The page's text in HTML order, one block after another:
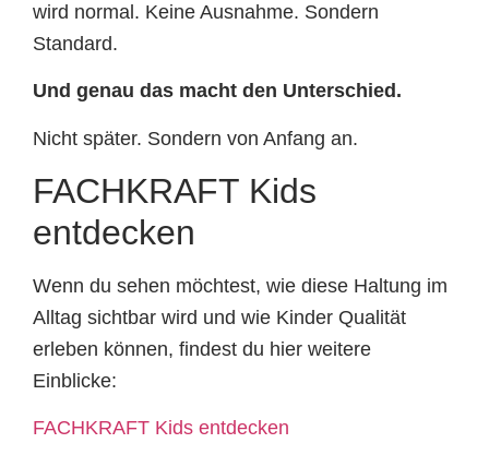
wird normal. Keine Ausnahme. Sondern
Standard.
Und genau das macht den Unterschied.
Nicht später. Sondern von Anfang an.
FACHKRAFT Kids
entdecken
Wenn du sehen möchtest, wie diese Haltung im
Alltag sichtbar wird und wie Kinder Qualität
erleben können, findest du hier weitere
Einblicke:
FACHKRAFT Kids entdecken